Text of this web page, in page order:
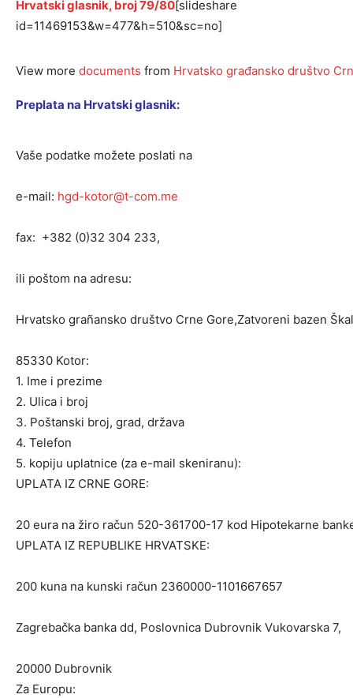
Hrvatski glasnik, broj 79/80[slideshare
id=11469153&w=477&h=510&sc=no]
View more documents from Hrvatsko građansko društvo
Preplata na Hrvatski glasnik:
Vaše podatke možete poslati na
e-mail: hgd-kotor@t-com.me
fax: +382 (0)32 304 233,
ili poštom na adresu:
Hrvatsko grañansko društvo Crne Gore,Zatvoreni bazen
85330 Kotor:
1. Ime i prezime
2. Ulica i broj
3. Poštanski broj, grad, država
4. Telefon
5. kopiju uplatnice (za e-mail skeniranu):
UPLATA IZ CRNE GORE:
20 eura na žiro račun 520-361700-17 kod Hipotekarne
UPLATA IZ REPUBLIKE HRVATSKE:
200 kuna na kunski račun 2360000-1101667657
Zagrebačka banka dd, Poslovnica Dubrovnik Vukovarska 7,
20000 Dubrovnik
Za Europu: